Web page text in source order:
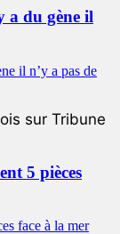
a du gène il
sur Tribune
5 pièces